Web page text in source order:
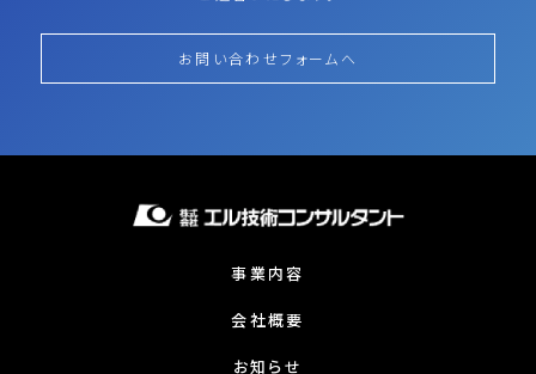
お問い合わせフォームへ
事業内容
会社概要
お知らせ